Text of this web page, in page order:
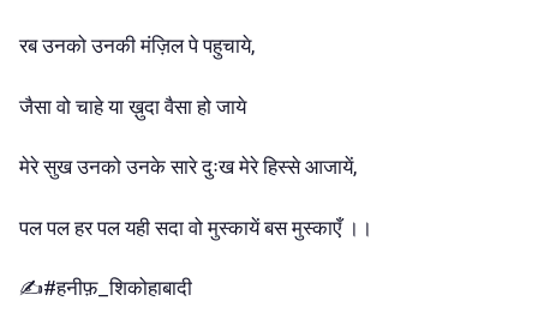
रब उनको उनकी मंज़िल पे पहुचाये,
जैसा वो चाहे या ख़ुदा वैसा हो जाये
मेरे सुख उनको उनके सारे दुःख मेरे हिस्से आजायें,
पल पल हर पल यही सदा वो मुस्कायें बस मुस्काएँ ।।
✍️#हनीफ़_शिकोहाबादी